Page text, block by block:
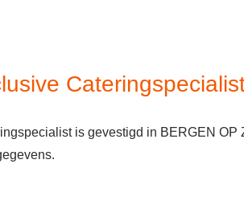
is gevestigd in BERGEN OP